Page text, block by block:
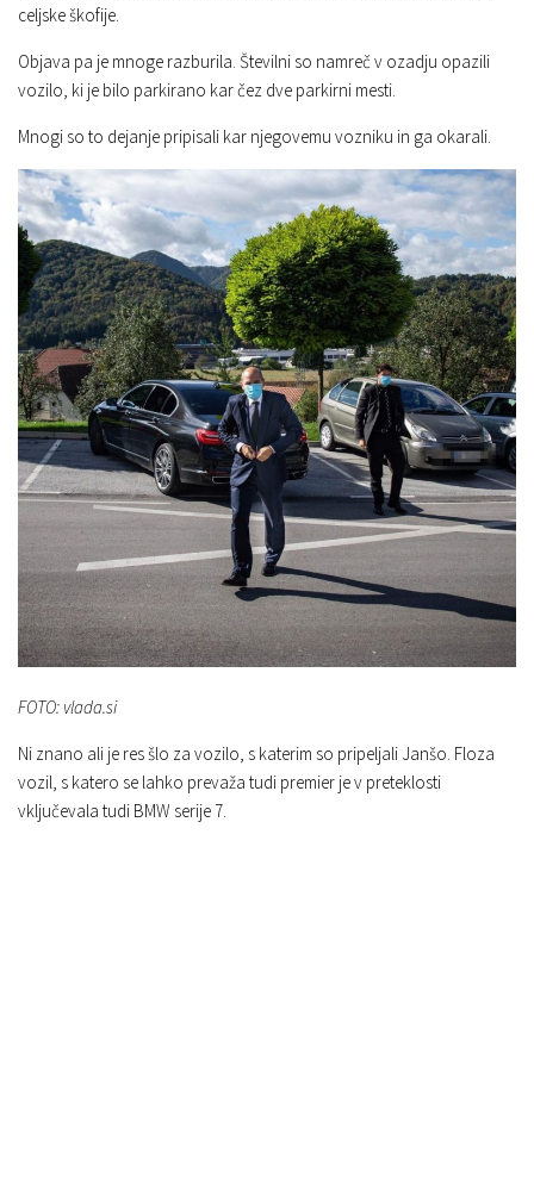
celjske škofije.
Objava pa je mnoge razburila. Številni so namreč v ozadju opazili
vozilo, ki je bilo parkirano kar čez dve parkirni mesti.
Mnogi so to dejanje pripisali kar njegovemu vozniku in ga okarali.
FOTO: vlada.si
Ni znano ali je res šlo za vozilo, s katerim so pripeljali Janšo. Floza
vozil, s katero se lahko prevaža tudi premier je v preteklosti
vključevala tudi BMW serije 7.